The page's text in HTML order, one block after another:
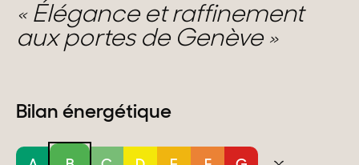
Élégance et raffinement
aux portes de Genève
Bilan énergétique